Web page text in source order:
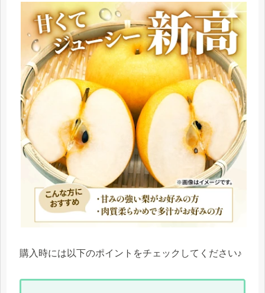
購入時には以下のポイントをチェックしてください♪